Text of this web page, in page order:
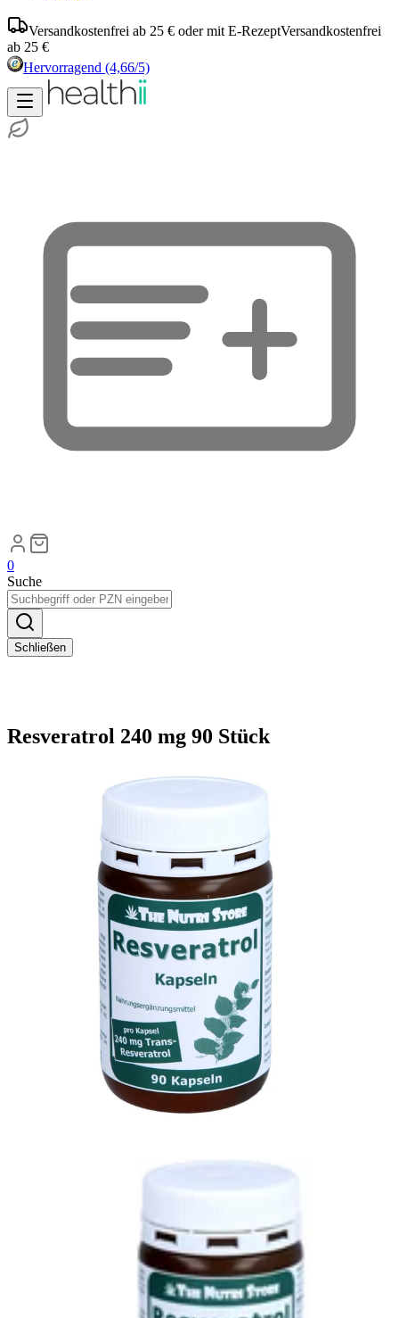
Versandkostenfrei ab 25 € oder mit E-RezeptVersandkostenfrei
ab 25 €
Hervorragend (4,66/5)
0
Suche
Schließen
Resveratrol 240 mg 90 Stück